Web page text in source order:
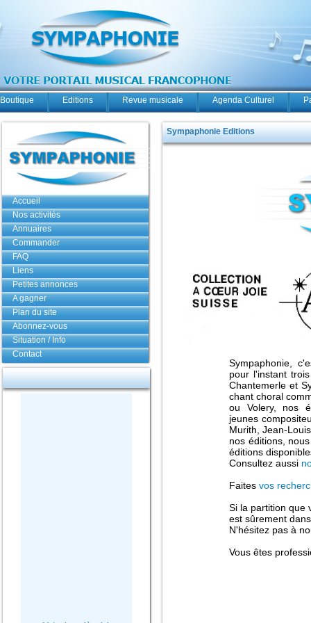
Boutique Editions Revue musicale Agenda Culturel
Accueil
Nos activités
Annuaires
Commander
FAQ
Liens
Petites annonces
A gagner
Plan du site
Abonnez-vous
Situation / Info
Contact
Sympaphonie Editions
Sympaphonie,
pour l'instant
Chantemerle et
chant choral
ou Volery, nos
jeunes
Murith, Jean-
nos éditions,
éditions
Consultez aussi
Faites vos
Si la partition que
est sûrement
N'hésitez pas à
Vous êtes